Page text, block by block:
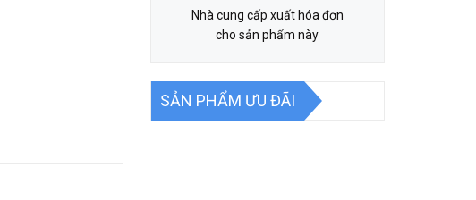
Nhà cung cấp xuất hóa đơn
cho sản phẩm này
SẢN PHẨM ƯU ĐÃI